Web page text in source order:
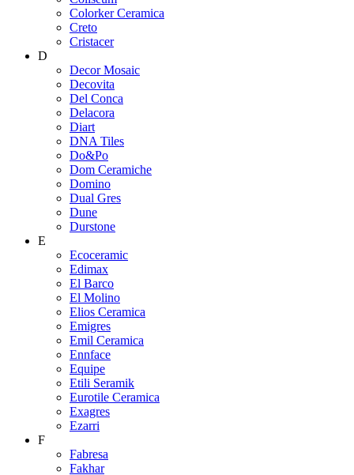
Colorker Ceramica
Creto
Cristacer
D
Decor Mosaic
Decovita
Del Conca
Delacora
Diart
DNA Tiles
Do&Po
Dom Ceramiche
Domino
Dual Gres
Dune
Durstone
E
Ecoceramic
Edimax
El Barco
El Molino
Elios Ceramica
Emigres
Emil Ceramica
Ennface
Equipe
Etili Seramik
Eurotile Ceramica
Exagres
Ezarri
F
Fabresa
Fakhar